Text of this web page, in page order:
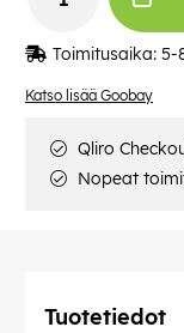
Katso lisää Goobay
Toimitusaika: 5-
Qliro
Nopeat
Tuotetiedot